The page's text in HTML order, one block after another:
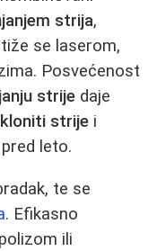
strija,
se laserom,
Posvećenost
strije daje
strije i
leto.
te se
. Efikasno
ili